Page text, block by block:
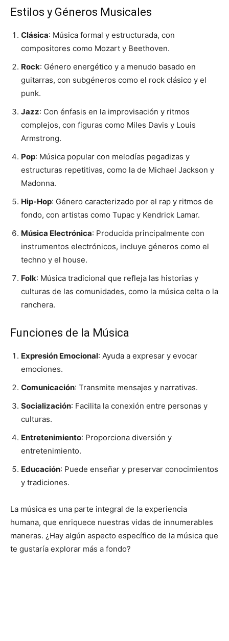
Estilos y Géneros Musicales
Clásica: Música formal y estructurada, con
compositores como Mozart y Beethoven.
Rock: Género energético y a menudo basado en
guitarras, con subgéneros como el rock clásico y el
punk.
Jazz: Con énfasis en la improvisación y ritmos
complejos, con figuras como Miles Davis y Louis
Armstrong.
Pop: Música popular con melodías pegadizas y
estructuras repetitivas, como la de Michael Jackson y
Madonna.
Hip-Hop: Género caracterizado por el rap y ritmos de
fondo, con artistas como Tupac y Kendrick Lamar.
Música Electrónica: Producida principalmente con
instrumentos electrónicos, incluye géneros como el
techno y el house.
Folk: Música tradicional que refleja las historias y
culturas de las comunidades, como la música celta o la
ranchera.
Funciones de la Música
Expresión Emocional: Ayuda a expresar y evocar
emociones.
Comunicación: Transmite mensajes y narrativas.
Socialización: Facilita la conexión entre personas y
culturas.
Entretenimiento: Proporciona diversión y
entretenimiento.
Educación: Puede enseñar y preservar conocimientos
y tradiciones.
La música es una parte integral de la experiencia
humana, que enriquece nuestras vidas de innumerables
maneras. ¿Hay algún aspecto específico de la música que
te gustaría explorar más a fondo?